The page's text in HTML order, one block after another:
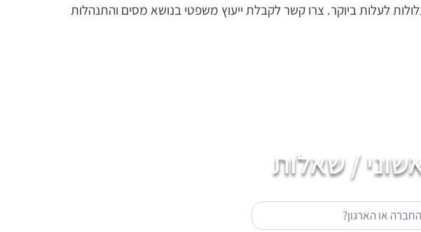
לעלות ביוקר. צרו קשר לקבלת ייעוץ משפטי בנושא מסים והתנהלות
/ שאלות